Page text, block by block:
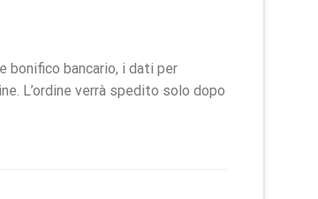
bonifico bancario, i dati per
L’ordine verrà spedito solo dopo